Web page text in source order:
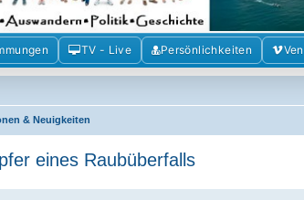
TV - Live Persönlichkeiten
& Neuigkeiten
eines Raubüberfalls